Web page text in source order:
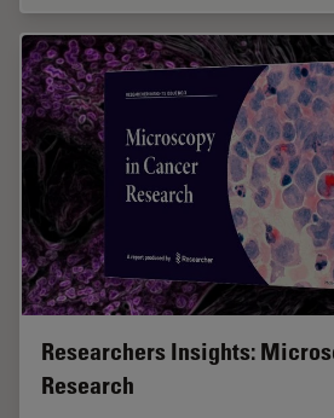
Researchers Insights:
Research